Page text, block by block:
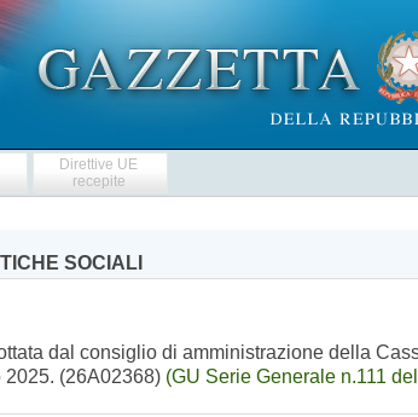
Direttive UE
recepite
SOCIALI
dal consiglio di amministrazione della
(26A02368) (GU Serie Generale n.111